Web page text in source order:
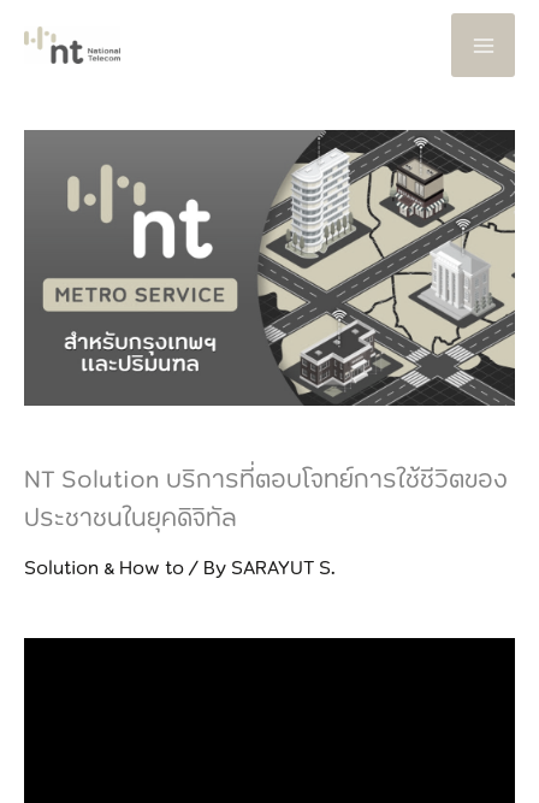
Skip
NT Solution บริการที่ตอบโจทย์การใช้ชีวิตของ
ประชาชนในยุคดิจิทัล
Solution & How to/ By SARAYUT S.